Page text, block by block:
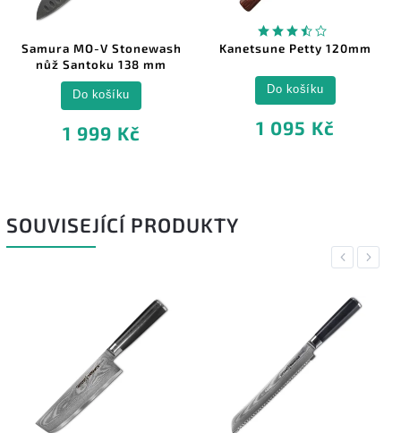
Samura MO-V Stonewash
nůž Santoku 138 mm
1 999 Kč
Do košíku
Kanetsune Petty 120mm
1 095 Kč
Do košíku
SOUVISEJÍCÍ PRODUKTY
Previous
Next